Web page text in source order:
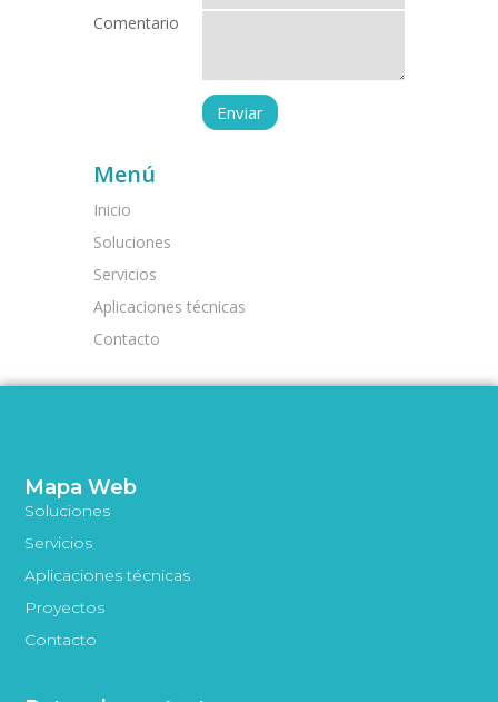
Comentario
Menú
Inicio
Soluciones
Servicios
Aplicaciones técnicas
Contacto
Mapa Web
Soluciones
Servicios
Aplicaciones técnicas
Proyectos
Contacto